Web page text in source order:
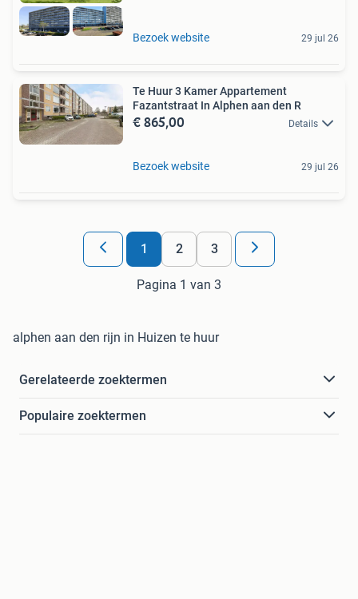
Bezoek website 29 jul 26
Te Huur 3 Kamer Appartement
Fazantstraat In Alphen aan den R
€ 865,00 Details
Bezoek website 29 jul 26
1 2 3
Pagina 1 van 3
alphen aan den rijn in Huizen te huur
Gerelateerde zoektermen
Populaire zoektermen